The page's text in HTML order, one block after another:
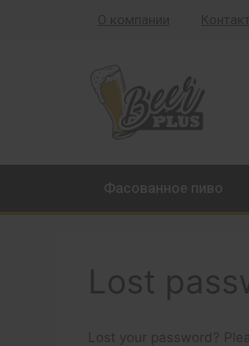
Фасованное пиво
Lost
Lost your password?